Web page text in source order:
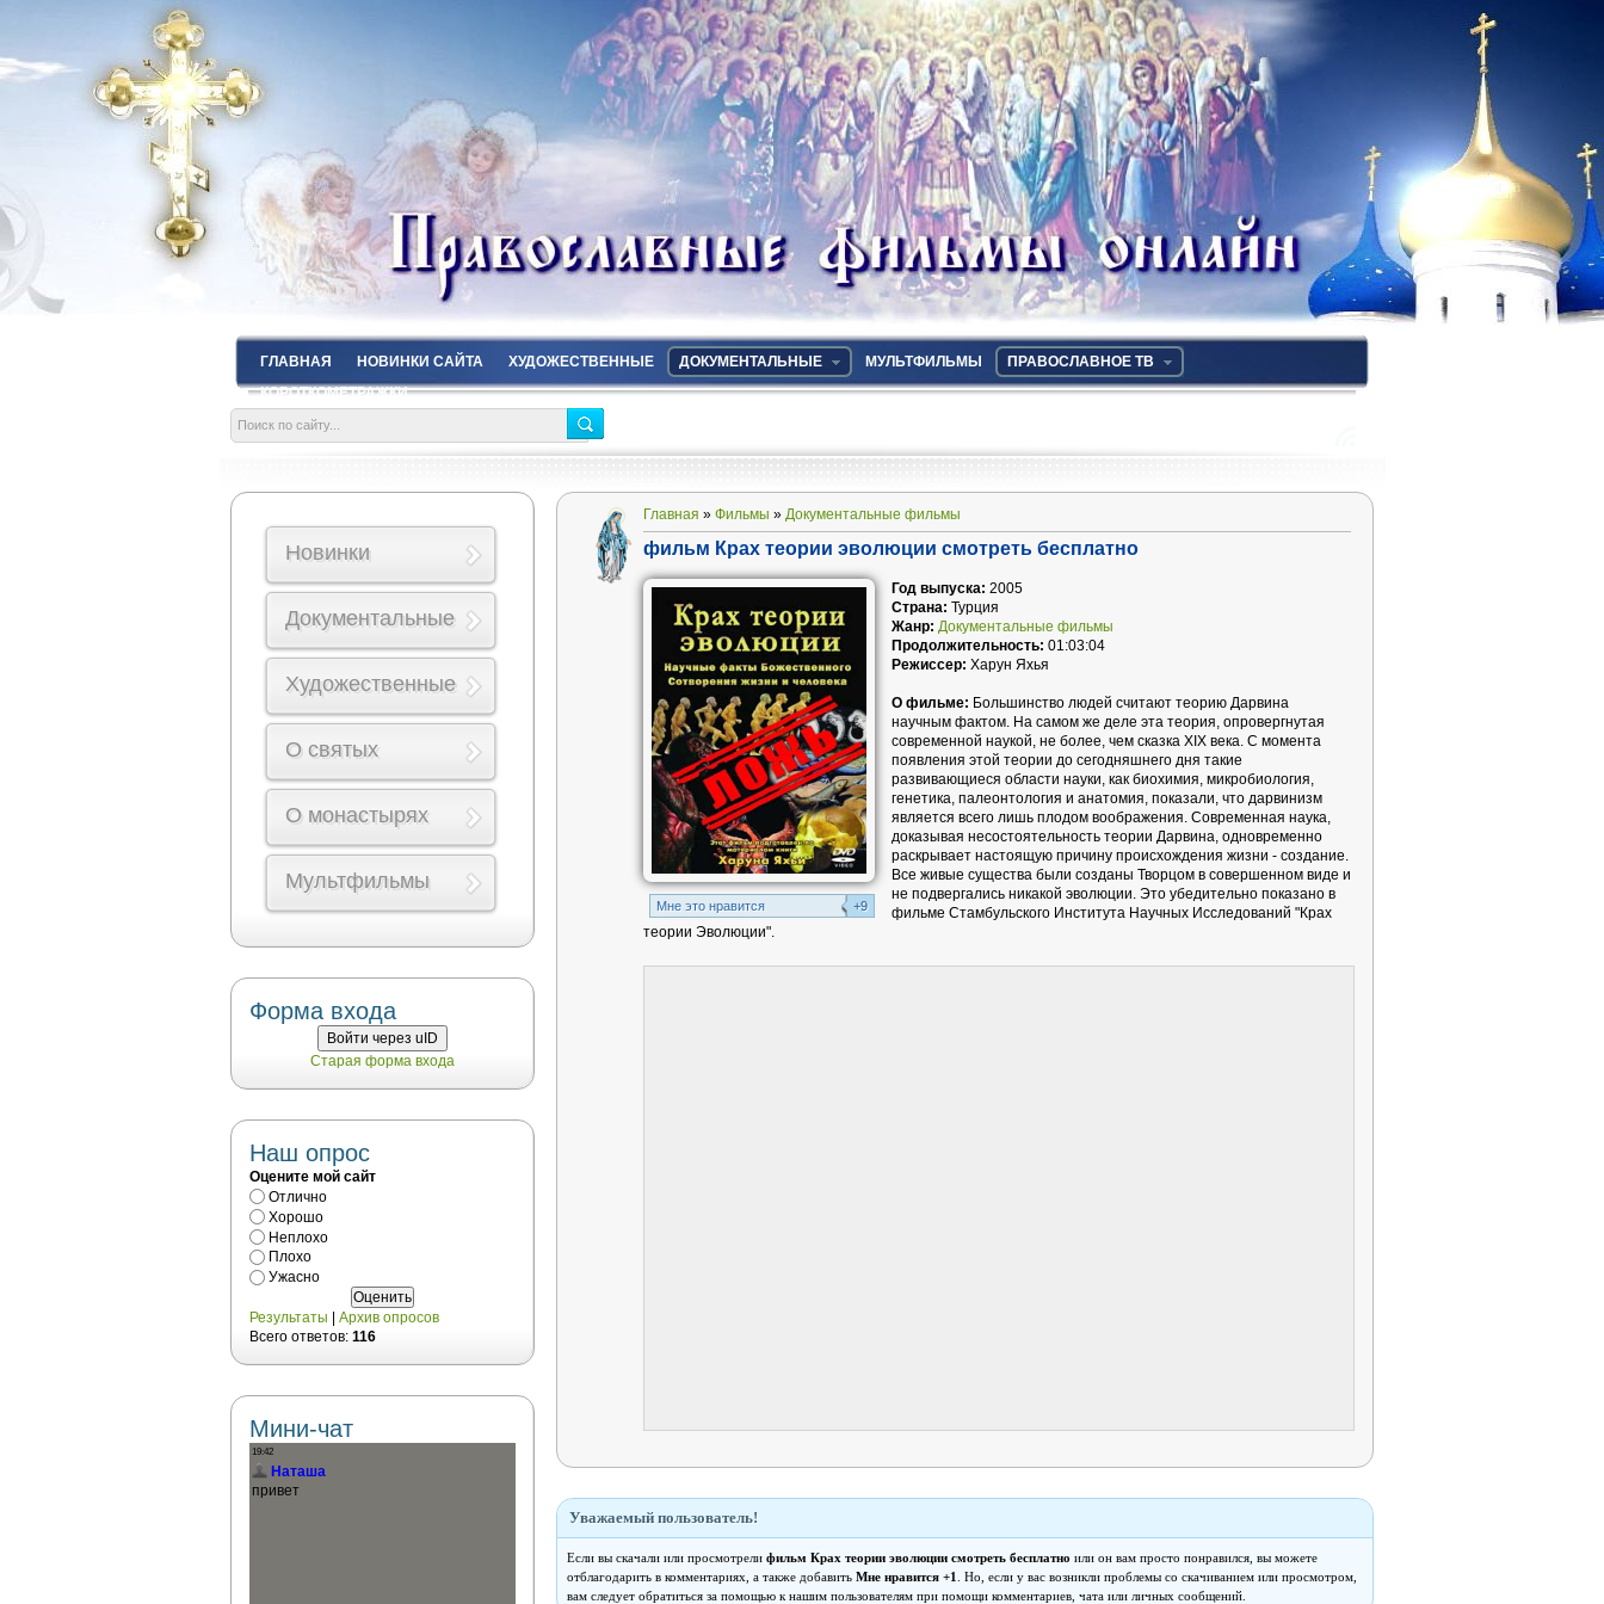
ГЛАВНАЯ НОВИНКИ САЙТА ХУДОЖЕСТВЕННЫЕ ДОКУМЕНТАЛЬНЫЕ МУЛЬТФИЛЬМЫ
ПРАВОСЛАВНОЕ ТВ
КОРОТКОМЕТРАЖКИ
Главная » Фильмы » Документальные фильмы
фильм Крах теории эволюции смотреть бесплатно
Mне это нравится +9
Год выпуска: 2005
Страна: Турция
Жанр: Документальные фильмы
Продолжительность: 01:03:04
Режиссер: Харун Яхья
О фильме: Большинство людей считают теорию Дарвина
научным фактом. На самом же деле эта теория, опровергнутая
современной наукой, не более, чем сказка XIX века. С момента
появления этой теории до сегодняшнего дня такие
развивающиеся области науки, как биохимия, микробиология,
генетика, палеонтология и анатомия, показали, что дарвинизм
является всего лишь плодом воображения. Современная наука,
доказывая несостоятельность теории Дарвина, одновременно
раскрывает настоящую причину происхождения жизни - создание.
Все живые существа были созданы Творцом в совершенном виде и
не подвергались никакой эволюции. Это убедительно показано в
фильме Стамбульского Института Научных Исследований "Крах
теории Эволюции".
Уважаемый пользователь!
Если вы скачали или просмотрели фильм Крах теории эволюции смотреть бесплатно или он вам просто понравился, вы можете
отблагодарить в комментариях, а также добавить Мне нравится +1
. Но, если у вас возникли проблемы со скачиванием или просмотром,
вам следует обратиться за помощью к нашим пользователям при помощи комментариев, чата или личных сообщений.
Новинки
Документальные
Художественные
О святых
О монастырях
Мультфильмы
Форма входа
Войти через uID
Старая форма входа
Наш опрос
Оцените мой сайт
Отлично
Хорошо
Неплохо
Плохо
Ужасно
Результаты
Архив опросов
Всего ответов: 116
Мини-чат